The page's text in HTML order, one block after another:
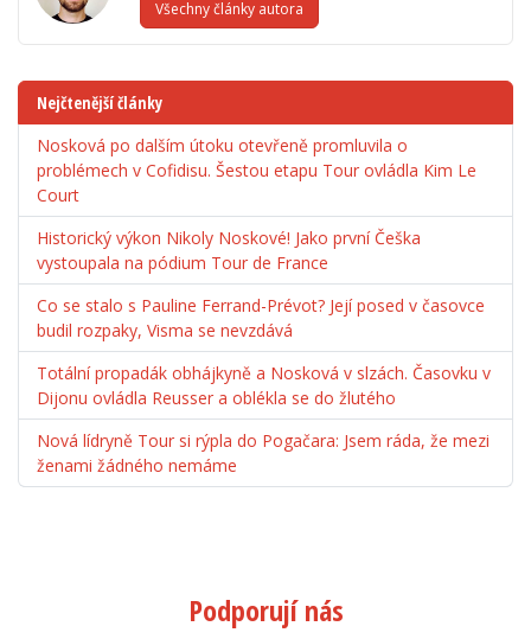
Všechny články autora
Nejčtenější články
Nosková po dalším útoku otevřeně promluvila o
problémech v Cofidisu. Šestou etapu Tour ovládla Kim Le
Court
Historický výkon Nikoly Noskové! Jako první Češka
vystoupala na pódium Tour de France
Co se stalo s Pauline Ferrand-Prévot? Její posed v časovce
budil rozpaky, Visma se nevzdává
Totální propadák obhájkyně a Nosková v slzách. Časovku v
Dijonu ovládla Reusser a oblékla se do žlutého
Nová lídryně Tour si rýpla do Pogačara: Jsem ráda, že mezi
ženami žádného nemáme
Podporují nás